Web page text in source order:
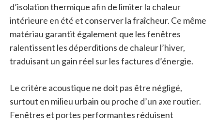
d’isolation thermique afin de limiter la chaleur
intérieure en été et conserver la fraîcheur. Ce même
matériau garantit également que les fenêtres
ralentissent les déperditions de chaleur l’hiver,
traduisant un gain réel sur les factures d’énergie.
Le critère acoustique ne doit pas être négligé,
surtout en milieu urbain ou proche d’un axe routier.
Fenêtres et portes performantes réduisent